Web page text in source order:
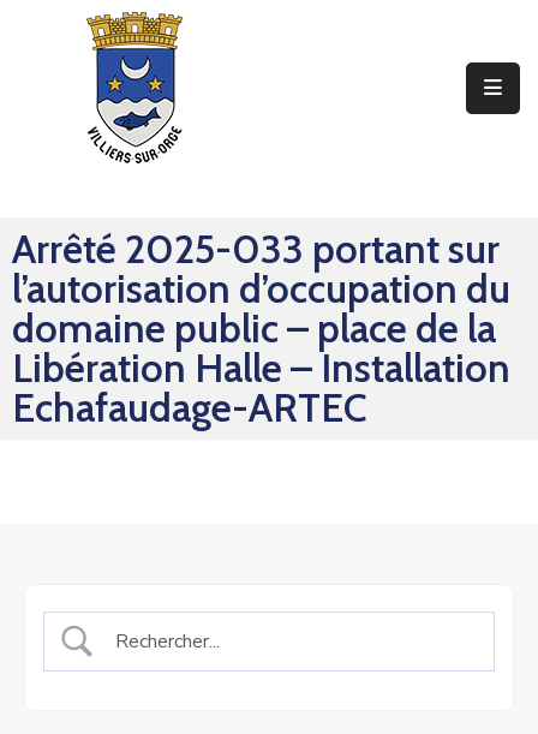
Mes
Sorties
Mes
Démarches
Arrêté 2025-033 portant sur
l’autorisation d’occupation du
domaine public – place de la
Libération Halle – Installation
Echafaudage-ARTEC